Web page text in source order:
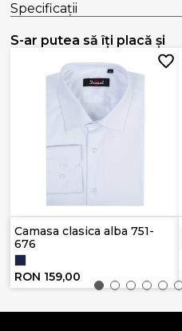
Specificații
S-ar putea să îți placă și
Camasa clasica alba 751-
676
RON 159,00